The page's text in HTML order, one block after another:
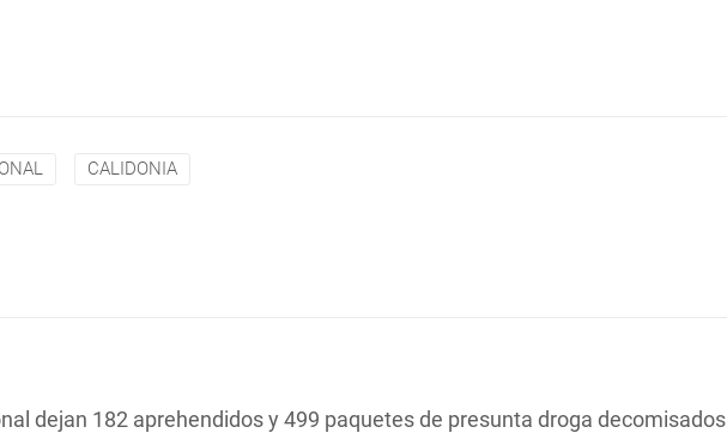
CALIDONIA
dejan 182 aprehendidos y 499 paquetes de presunta droga decomisados